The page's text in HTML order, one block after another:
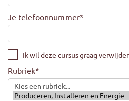
Je telefoonnummer*
Ik wil deze cursus graag
Rubriek*